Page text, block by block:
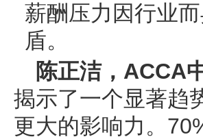
薪酬压力因行业
盾。
陈正洁，ACCA
揭示了一个显著趋
更大的影响力。